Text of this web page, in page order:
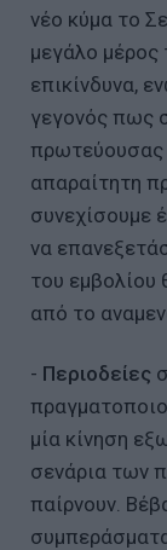
νέο κύμα το
μεγάλο μέρος
επικίνδυνα,
γεγονός πως
πρωτεύουσας
απαραίτητη
συνεχίσουμε
να
του εμβολίου
από το
- Περιοδείες
μία κίνηση
σενάρια των
παίρνουν.